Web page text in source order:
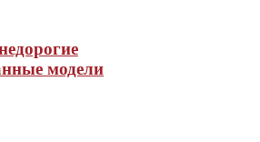
модели